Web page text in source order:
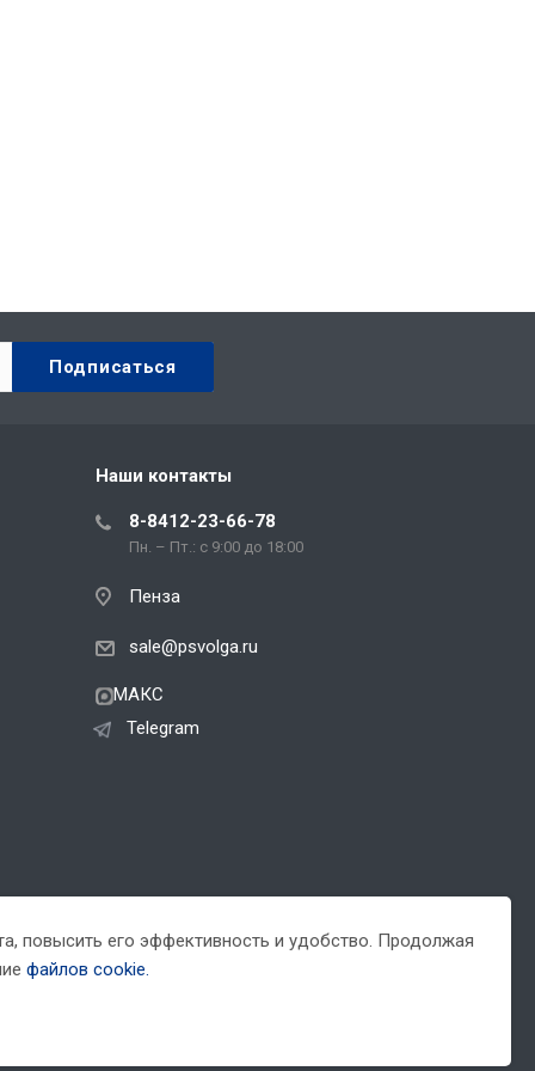
Наши контакты
8-8412-23-66-78
Пн. – Пт.: с 9:00 до 18:00
Пенза
sale@psvolga.ru
МАКС
Telegram
повысить его эффективность и удобство. Продолжая
файлов cookie.